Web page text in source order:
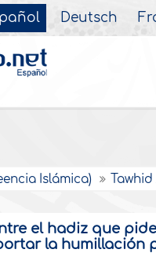
Deutsch
Islámica)
el hadiz que
la humillación